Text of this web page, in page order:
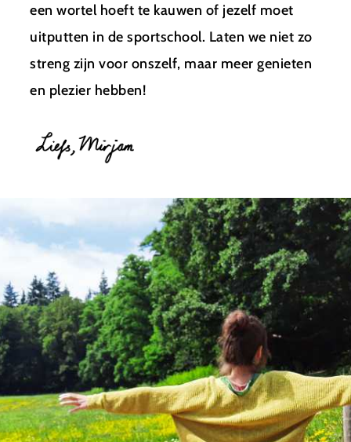
een wortel hoeft te kauwen of jezelf moet
uitputten in de sportschool. Laten we niet zo
streng zijn voor onszelf, maar meer genieten
en plezier hebben!